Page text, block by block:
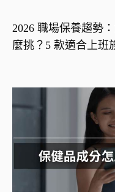
2026 職場保養趨勢
麼挑？5 款適合上班